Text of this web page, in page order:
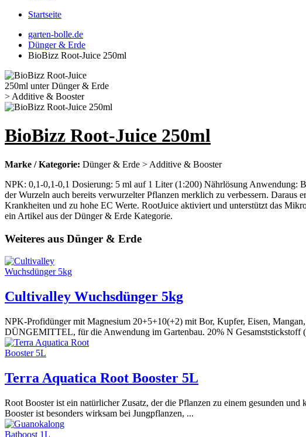
Startseite
garten-bolle.de
Dünger & Erde
BioBizz Root-Juice 250ml
BioBizz Root-Juice 250ml
Marke / Kategorie: Dünger & Erde > Additive & Booster
NPK: 0,1-0,1-0,1 Dosierung: 5 ml auf 1 Liter (1:200) Nährlösung Anwendung:
der Wurzeln auch bereits verwurzelter Pflanzen merklich zu verbessern. Daraus
Krankheiten und zu hohe EC Werte. RootJuice aktiviert und unterstützt das
ein Artikel aus der Dünger & Erde Kategorie.
Weiteres aus Dünger & Erde
Cultivalley Wuchsdünger 5kg
NPK-Profidünger mit Magnesium 20+5+10(+2) mit Bor, Kupfer, Eisen,
DÜNGEMITTEL, für die Anwendung im Gartenbau. 20% N Gesamststickstoff
Terra Aquatica Root Booster 5L
Root Booster ist ein natürlicher Zusatz, der die Pflanzen zu einem gesunden
Booster ist besonders wirksam bei Jungpflanzen, ...